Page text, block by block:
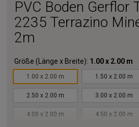
PVC Boden Gerflor
2235 Terrazino
2m
Größe (Länge x Breite): 1.00 x 2.00 m
1.00 x 2.00 m 1.50 x 2.00 m
2.50 x 2.00 m 3.00 x 2.00 m
4.00 x 2.00 m 4.50 x 2.00 m